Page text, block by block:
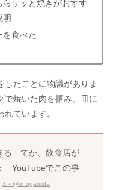
サッと焼きがおすす
明
を食べた
したことに物議がありま
で焼いた肉を掴み、皿に
ています。
る てか、飲食店が
YouTubeでこの事
X－@onogamida